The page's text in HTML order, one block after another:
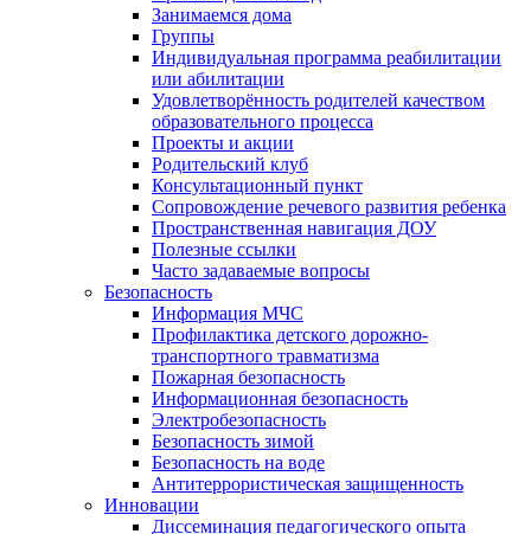
Занимаемся дома
Группы
Индивидуальная программа реабилитации
или абилитации
Удовлетворённость родителей качеством
образовательного процесса
Проекты и акции
Родительский клуб
Консультационный пункт
Сопровождение речевого развития ребенка
Пространственная навигация ДОУ
Полезные ссылки
Часто задаваемые вопросы
Безопасность
Информация МЧС
Профилактика детского дорожно-
транспортного травматизма
Пожарная безопасность
Информационная безопасность
Электробезопасность
Безопасность зимой
Безопасность на воде
Антитеррористическая защищенность
Инновации
Диссеминация педагогического опыта